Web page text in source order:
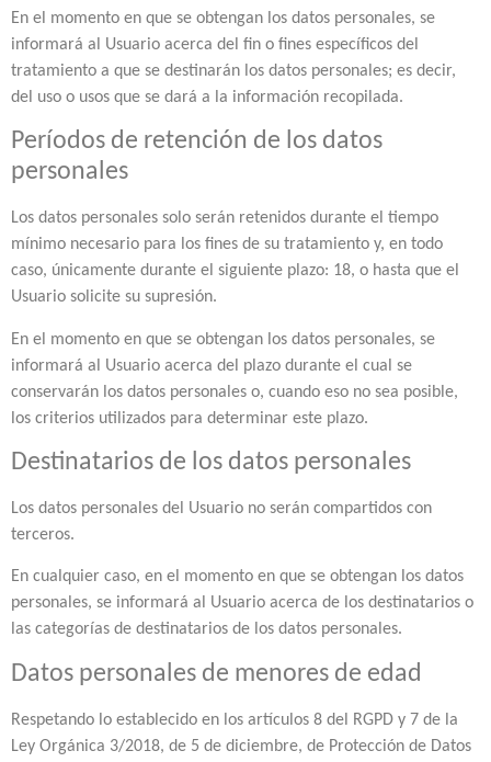
En el momento en que se obtengan los datos personales, se
informará al Usuario acerca del fin o fines específicos del
tratamiento a que se destinarán los datos personales; es decir,
del uso o usos que se dará a la información recopilada.
Períodos de retención de los datos
personales
Los datos personales solo serán retenidos durante el tiempo
mínimo necesario para los fines de su tratamiento y, en todo
caso, únicamente durante el siguiente plazo: 18, o hasta que el
Usuario solicite su supresión.
En el momento en que se obtengan los datos personales, se
informará al Usuario acerca del plazo durante el cual se
conservarán los datos personales o, cuando eso no sea posible,
los criterios utilizados para determinar este plazo.
Destinatarios de los datos personales
Los datos personales del Usuario no serán compartidos con
terceros.
En cualquier caso, en el momento en que se obtengan los datos
personales, se informará al Usuario acerca de los destinatarios o
las categorías de destinatarios de los datos personales.
Datos personales de menores de edad
Respetando lo establecido en los artículos 8 del RGPD y 7 de la
Ley Orgánica 3/2018, de 5 de diciembre, de Protección de Datos